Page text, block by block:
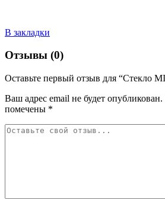
В закладки
Отзывы (0)
Оставьте первый отзыв для “Стекло
Ваш адрес email не будет опубликован.
помечены *